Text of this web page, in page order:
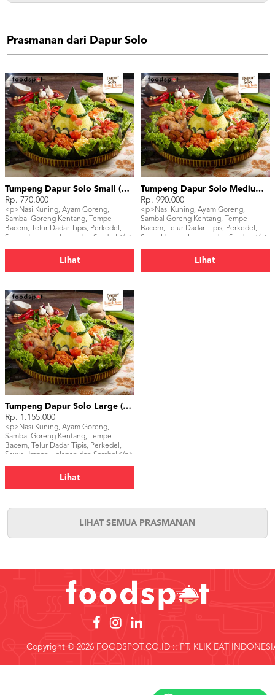
Prasmanan dari Dapur Solo
Tumpeng Dapur Solo Small (15 pax)
Rp. 770.000
<p>Nasi Kuning, Ayam Goreng,
Sambal Goreng Kentang, Tempe
Bacem, Telur Dadar Tipis, Perkedel,
Sayur Urapan, Lalapan dan Sambal</p>
Lihat
Tumpeng Dapur Solo Medium (25 pax)
Rp. 990.000
<p>Nasi Kuning, Ayam Goreng,
Sambal Goreng Kentang, Tempe
Bacem, Telur Dadar Tipis, Perkedel,
Sayur Urapan, Lalapan dan Sambal</p>
Lihat
Tumpeng Dapur Solo Large (30 pax)
Rp. 1.155.000
<p>Nasi Kuning, Ayam Goreng,
Sambal Goreng Kentang, Tempe
Bacem, Telur Dadar Tipis, Perkedel,
Sayur Urapan, Lalapan dan Sambal</p>
Lihat
LIHAT SEMUA PRASMANAN
Copyright © 2026 FOODSPOT.CO.ID :: PT. KLIK EAT